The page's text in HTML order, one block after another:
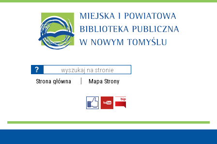
Strona główna Mapa Strony